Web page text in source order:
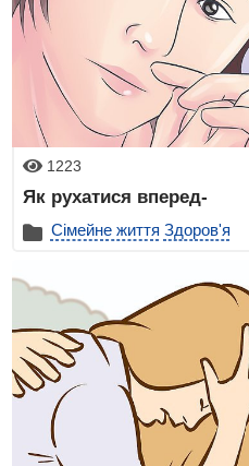
1223
Як рухатися вперед-
Сімейне життя Здоров'я